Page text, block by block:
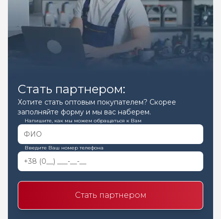
Стать партнером:
Хотите стать оптовым покупателем? Скорее
заполняйте форму и мы вас наберем.
Напишите, как мы можем обращаться к Вам
Введите Ваш номер телефона
Стать партнером